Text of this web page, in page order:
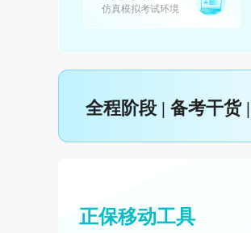
仿真模拟考试环境
全程阶段 | 备考干货
正保移动工具